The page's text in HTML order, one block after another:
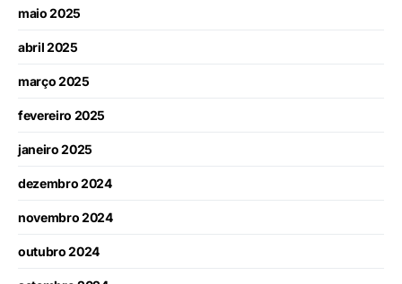
maio 2025
abril 2025
março 2025
fevereiro 2025
janeiro 2025
dezembro 2024
novembro 2024
outubro 2024